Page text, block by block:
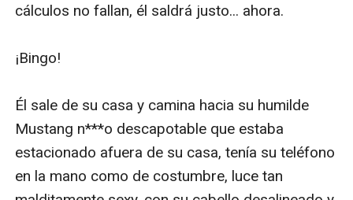
cálculos no fallan, él saldrá justo... ahora.
¡Bingo!
Él sale de su casa y camina hacia su humilde
Mustang n***o descapotable que estaba
estacionado afuera de su casa, tenía su teléfono
en la mano como de costumbre, luce tan